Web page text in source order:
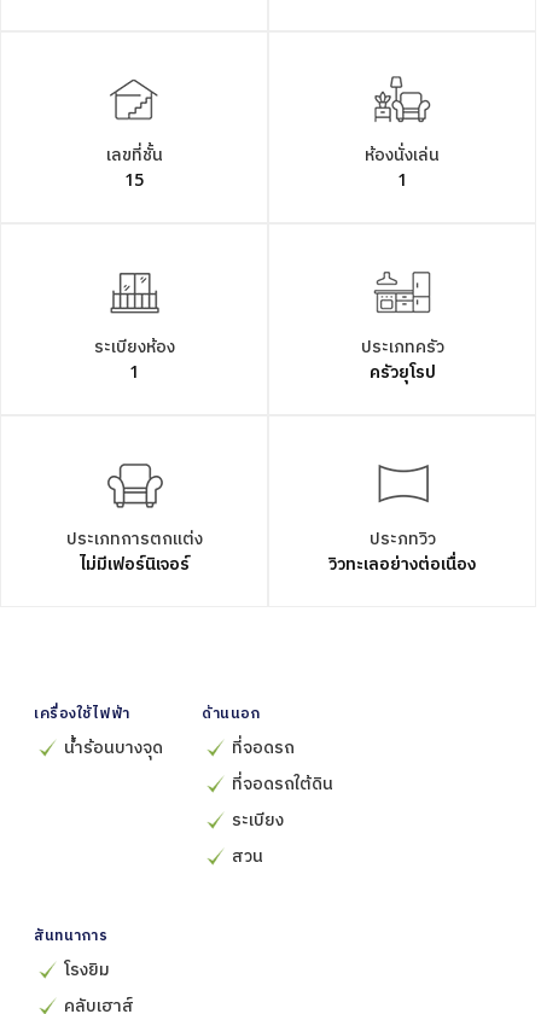
เลขที่ชั้น
15
ห้องนั่งเล่น
1
ระเบียงห้อง
1
ประเภทครัว
ครัวยุโรป
ประเภทการตกแต่ง
ไม่มีเฟอร์นิเจอร์
ประภทวิว
วิวทะเลอย่างต่อเนื่อง
เครื่องใช้ไฟฟ้า
น้ำร้อนบางจุด
ด้านนอก
ที่จอดรถ
ที่จอดรถใต้ดิน
ระเบียง
สวน
สันทนาการ
โรงยิม
คลับเฮาส์